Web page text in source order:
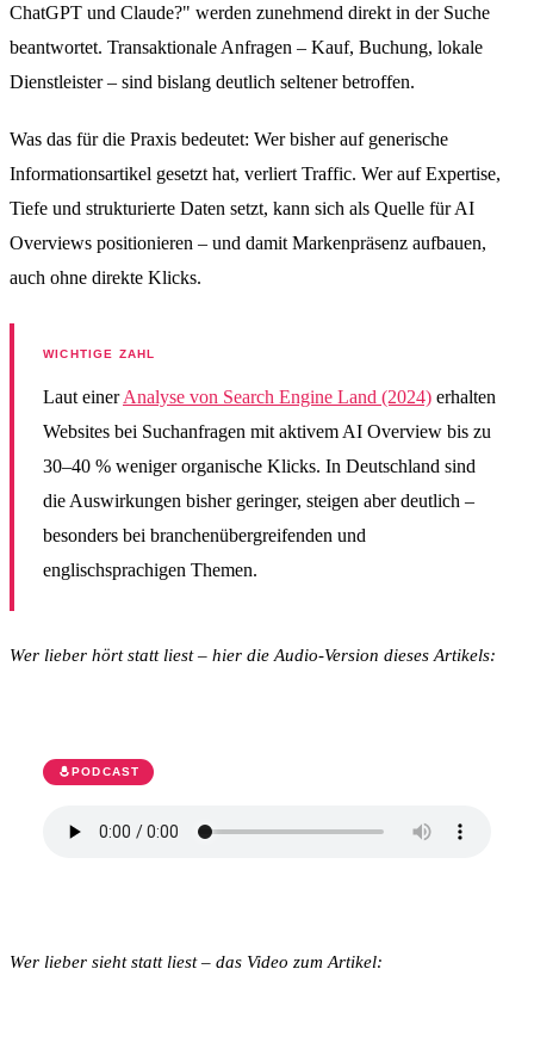
ChatGPT und Claude?" werden zunehmend direkt in der Suche
beantwortet. Transaktionale Anfragen – Kauf, Buchung, lokale
Dienstleister – sind bislang deutlich seltener betroffen.
Was das für die Praxis bedeutet: Wer bisher auf generische
Informationsartikel gesetzt hat, verliert Traffic. Wer auf Expertise,
Tiefe und strukturierte Daten setzt, kann sich als Quelle für AI
Overviews positionieren – und damit Markenpräsenz aufbauen,
auch ohne direkte Klicks.
WICHTIGE ZAHL
Laut einerAnalyse von Search Engine Land (2024) erhalten
Websites bei Suchanfragen mit aktivem AI Overview bis zu
30–40 % weniger organische Klicks. In Deutschland sind
die Auswirkungen bisher geringer, steigen aber deutlich –
besonders bei branchenübergreifenden und
englischsprachigen Themen.
Wer lieber hört statt liest – hier die Audio-Version dieses Artikels:
PODCAST
Wer lieber sieht statt liest – das Video zum Artikel: